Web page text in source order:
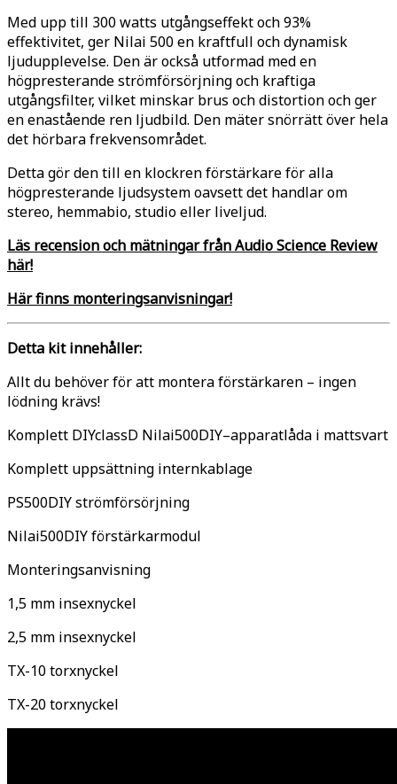
Med upp till 300 watts utgångseffekt och 93%
effektivitet, ger Nilai 500 en kraftfull och dynamisk
ljudupplevelse. Den är också utformad med en
högpresterande strömförsörjning och kraftiga
utgångsfilter, vilket minskar brus och distortion och ger
en enastående ren ljudbild. Den mäter snörrätt över hela
det hörbara frekvensområdet.
Detta gör den till en klockren förstärkare för alla
högpresterande ljudsystem oavsett det handlar om
stereo, hemmabio, studio eller liveljud.
Läs recension och mätningar från Audio Science Review
här!
Här finns monteringsanvisningar!
Detta kit innehåller:
Allt du behöver för att montera förstärkaren – ingen
lödning krävs!
Komplett DIYclassD Nilai500DIY–apparatlåda i mattsvart
Komplett uppsättning internkablage
PS500DIY strömförsörjning
Nilai500DIY förstärkarmodul
Monteringsanvisning
1,5 mm insexnyckel
2,5 mm insexnyckel
TX-10 torxnyckel
TX-20 torxnyckel